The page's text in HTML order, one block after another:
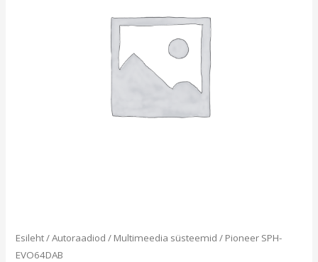
Esileht/Autoraadiod / Multimeedia süsteemid / Pioneer SPH-
EVO64DAB